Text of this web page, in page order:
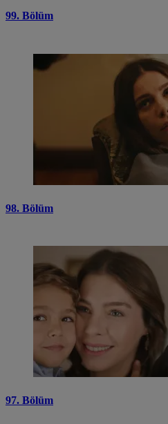
99. Bölüm
98. Bölüm
97. Bölüm